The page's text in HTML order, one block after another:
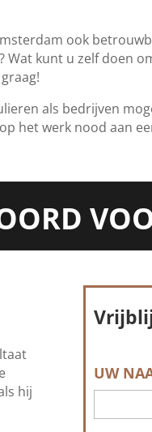
ook
kunt u zelf doen
als bedrijven
het werk nood aan
hij
UW